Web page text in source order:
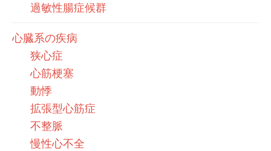
過敏性腸症候群
心臓系の疾病
狭心症
心筋梗塞
動悸
拡張型心筋症
不整脈
慢性心不全